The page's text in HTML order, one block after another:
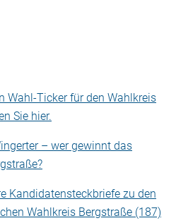
Wahl-Ticker für den Wahlkreis
Sie hier.
– wer gewinnt das
Kandidatensteckbriefe zu den
Wahlkreis Bergstraße (187)